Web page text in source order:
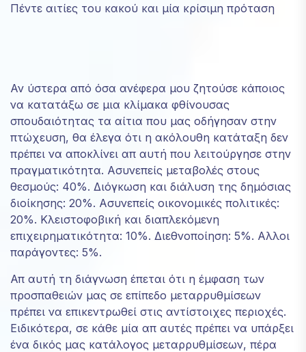
Πέντε αιτίες του κακού και μία κρίσιμη πρόταση
Αν ύστερα από όσα ανέφερα μου ζητούσε κάποιος
να κατατάξω σε μια κλίμακα φθίνουσας
σπουδαιότητας τα αίτια που μας οδήγησαν στην
πτώχευση, θα έλεγα ότι η ακόλουθη κατάταξη δεν
πρέπει να αποκλίνει απ αυτή που λειτούργησε στην
πραγματικότητα. Ασυνεπείς μεταβολές στους
θεσμούς: 40%. Διόγκωση και διάλυση της δημόσιας
διοίκησης: 20%. Ασυνεπείς οικονομικές πολιτικές:
20%. Κλειστοφοβική και διαπλεκόμενη
επιχειρηματικότητα: 10%. Διεθνοποίηση: 5%. Αλλοι
παράγοντες: 5%.
Απ αυτή τη διάγνωση έπεται ότι η έμφαση των
προσπαθειών μας σε επίπεδο μεταρρυθμίσεων
πρέπει να επικεντρωθεί στις αντίστοιχες περιοχές.
Ειδικότερα, σε κάθε μία απ αυτές πρέπει να υπάρξει
ένα δικός μας κατάλογος μεταρρυθμίσεων, πέρα